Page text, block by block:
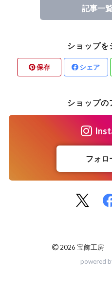
記事一
ショップを
保存 シェア
ショップの
フォロ
©2026 宝飾工房
powered